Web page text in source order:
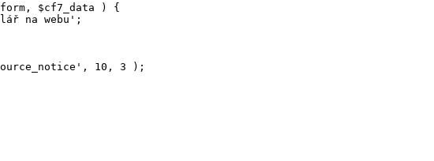
, $cf7_data )
{
na webu ' ;
' , 10 , 3 );